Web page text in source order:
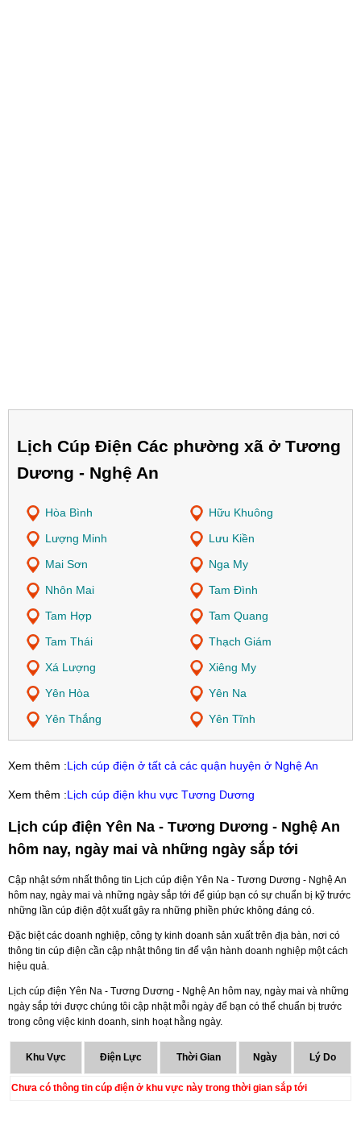
Lịch Cúp Điện Các phường xã ở Tương
Dương - Nghệ An
Hòa Bình
Hữu Khuông
Lượng Minh
Lưu Kiền
Mai Sơn
Nga My
Nhôn Mai
Tam Đình
Tam Hợp
Tam Quang
Tam Thái
Thạch Giám
Xá Lượng
Xiêng My
Yên Hòa
Yên Na
Yên Thắng
Yên Tĩnh
Xem thêm :Lịch cúp điện ở tất cả các quận huyện ở Nghệ An
Xem thêm :Lịch cúp điện khu vực Tương Dương
Lịch cúp điện Yên Na - Tương Dương - Nghệ An
hôm nay, ngày mai và những ngày sắp tới
Cập nhật sớm nhất thông tin Lịch cúp điện Yên Na - Tương Dương - Nghệ An
hôm nay, ngày mai và những ngày sắp tới để giúp bạn có sự chuẩn bị kỹ trước
những lần cúp điện đột xuất gây ra những phiền phức không đáng có.
Đặc biệt các doanh nghiệp, công ty kinh doanh sản xuất trên địa bàn, nơi có
thông tin cúp điện cần cập nhật thông tin để vận hành doanh nghiệp một cách
hiệu quả.
Lịch cúp điện Yên Na - Tương Dương - Nghệ An hôm nay, ngày mai và những
ngày sắp tới được chúng tôi cập nhật mỗi ngày để bạn có thể chuẩn bị trước
trong công việc kinh doanh, sinh hoạt hằng ngày.
Khu Vực Điện Lực Thời Gian Ngày Lý Do
Chưa có thông tin cúp điện ở khu vực này trong thời gian sắp tới